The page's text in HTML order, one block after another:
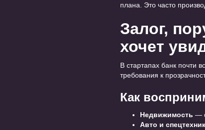
плана. Это часто
Залог,
хочет
В стартапах банк почти
требования к
Как
Недвижимость —
Авто и